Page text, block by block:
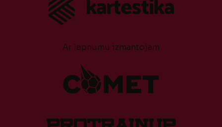
Ar lepnumu izmantojam